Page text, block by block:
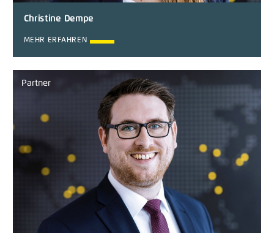
Christine Dempe
MEHR ERFAHREN
Partner